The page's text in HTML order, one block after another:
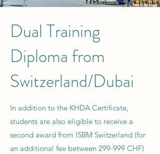
Dual Training
Diploma from
Switzerland/Dubai
In addition to the KHDA Certificate,
students are also eligible to receive a
second award from ISBM Switzerland (for
an additional fee between 299-999 CHF)